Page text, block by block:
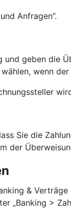
Anfragen”.
geben die
wenn
Sie die
der
&
„Banking >